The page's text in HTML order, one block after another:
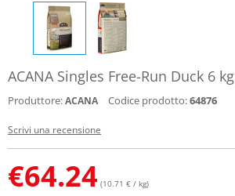
ACANA Singles Free-Run Duck 6 kg
Produttore:ACANA Codice prodotto:64876
Scrivi una recensione
€64.24 (10.71 € / kg)